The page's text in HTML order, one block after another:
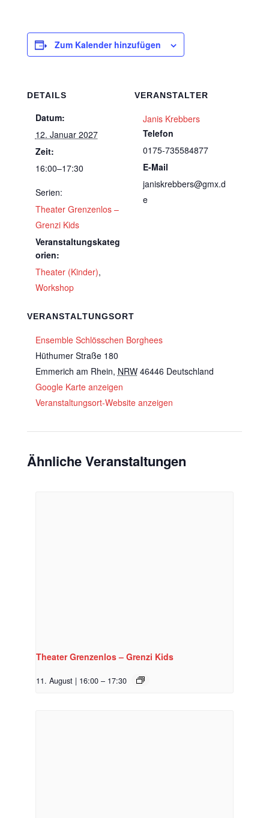
Zum Kalender hinzufügen
DETAILS
Datum:
12. Januar 2027
Zeit:
16:00–17:30
Serien:
Theater Grenzenlos –
Grenzi Kids
Veranstaltungskateg
orien:
Theater (Kinder),
Workshop
VERANSTALTUNGSORT
Ensemble Schlösschen Borghees
Hüthumer Straße 180
Emmerich am Rhein, NRW 46446 Deutschland
Google Karte anzeigen
Veranstaltungsort-Website anzeigen
VERANSTALTER
Janis Krebbers
Telefon
0175-735584877
E-Mail
janiskrebbers@gmx.d
e
Ähnliche Veranstaltungen
Theater Grenzenlos – Grenzi Kids
11. August | 16:00 – 17:30